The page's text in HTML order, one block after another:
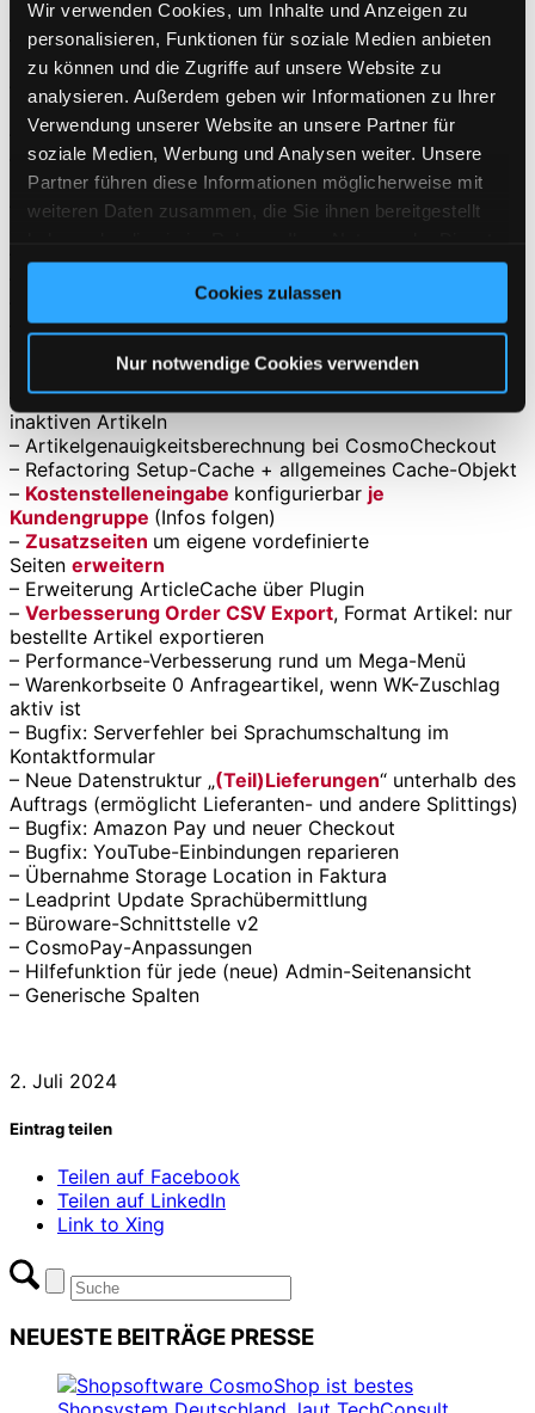
Wir verwenden Cookies, um Inhalte und Anzeigen zu
personalisieren, Funktionen für soziale Medien anbieten
zu können und die Zugriffe auf unsere Website zu
analysieren. Außerdem geben wir Informationen zu Ihrer
Verwendung unserer Website an unsere Partner für
soziale Medien, Werbung und Analysen weiter. Unsere
Partner führen diese Informationen möglicherweise mit
weiteren Daten zusammen, die Sie ihnen bereitgestellt
gesammelt haben. Sie geben Einwilligung zu unseren
Cookies, wenn Sie unsere Webseite weiterhin nutzen.
Cookies zulassen
Nur notwendige Cookies verwenden
EinführungWertgutscheine, Widgets in Vorabversion
Massenbearbeitung um „WYSIWYG
Artikelbeschreibungstext“erweitern (Infos folgen)
– Hookpoints und Verallgemeinerungen in den
Zusatzseiten
– Optimierung Plugin-Lifecycle
GTM anstelle von Google Analytics 4standardmäßig
verwenden (Infos)
– Hotfix: Setzen des Browsercookies von außen via URL
konfigurierbar
– Session-Teilrefactoring – CORE-29
Artikelbestand grundsätzlich multilagerfähig
(Infos folgen)
– Bugfix: Artikelbild als Rubrikbild verwenden, auch bei
inaktiven Artikeln
– Artikelgenauigkeitsberechnung bei CosmoCheckout
– Refactoring Setup-Cache + allgemeines Cache-Objekt
– Kostenstelleneingabe konfigurierbar je
Kundengruppe (Infos folgen)
– Zusatzseiten um eigene vordefinierte
Seiten erweitern
– Erweiterung ArticleCache über Plugin
– Verbesserung Order CSV Export, Format Artikel: nur
bestellte Artikel exportieren
– Performance-Verbesserung rund um Mega-Menü
– Warenkorbseite 0 Anfrageartikel, wenn WK-Zuschlag
aktiv ist
– Bugfix: Serverfehler bei Sprachumschaltung im
Kontaktformular
– Neue Datenstruktur „(Teil)Lieferungen“ unterhalb des
Auftrags (ermöglicht Lieferanten- und andere Splittings)
– Bugfix: Amazon Pay und neuer Checkout
– Bugfix: YouTube-Einbindungen reparieren
– Übernahme Storage Location in Faktura
– Leadprint Update Sprachübermittlung
– Büroware-Schnittstelle v2
– CosmoPay-Anpassungen
– Hilfefunktion für jede (neue) Admin-Seitenansicht
– Generische Spalten
2. Juli 2024
Eintrag teilen
Teilen auf Facebook
Teilen auf LinkedIn
Link to Xing
NEUESTE BEITRÄGE PRESSE